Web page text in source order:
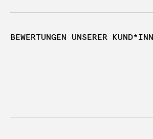
BEWERTUNGEN UNSERER